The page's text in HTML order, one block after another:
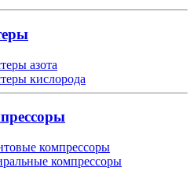
азота
кислорода
компрессоры
компрессоры